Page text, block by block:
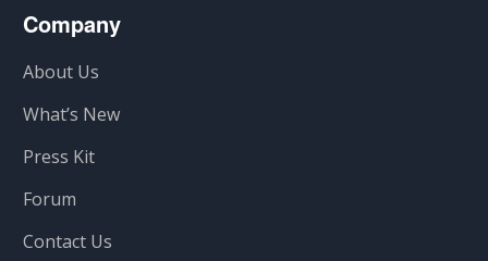
Company
About Us
What’s New
Press Kit
Forum
Contact Us